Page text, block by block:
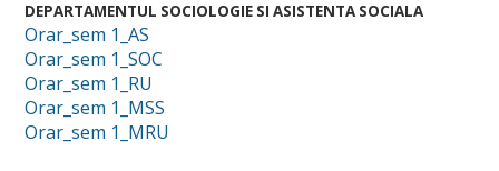
DEPARTAMENTUL SOCIOLOGIE SI ASISTENTA SOCIALA
Orar_sem 1_AS
Orar_sem 1_SOC
Orar_sem 1_RU
Orar_sem 1_MSS
Orar_sem 1_MRU